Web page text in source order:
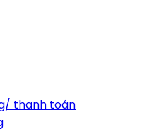
thanh toán